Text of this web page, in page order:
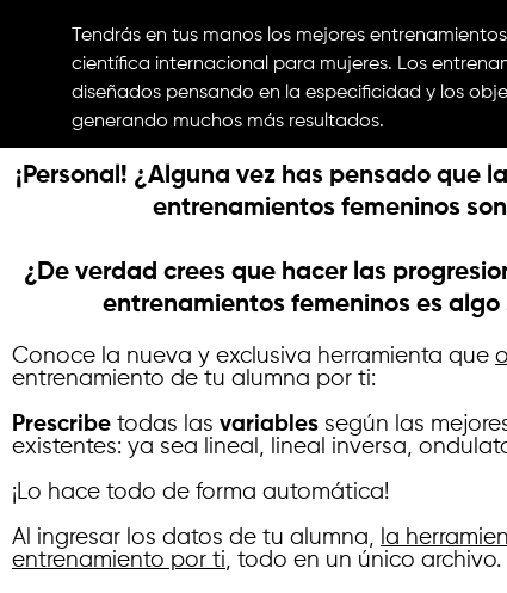
Tendrás en tus manos los mejores
científica internacional para mujeres. Los
diseñados pensando en la especificidad y los
generando muchos más resultados.
¡Personal! ¿Alguna vez has pensado que
entrenamientos femeninos
¿De verdad crees que hacer las
entrenamientos femeninos es algo
Conoce la nueva y exclusiva herramienta que
entrenamiento de tu alumna por ti:
Prescribe todas las variables según las
existentes: ya sea lineal, lineal inversa,
¡Lo hace todo de forma automática!
Al ingresar los datos de tu alumna, la
entrenamiento por ti, todo en un único archivo.